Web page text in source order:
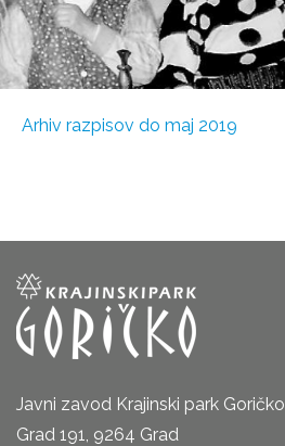
Arhiv razpisov do maj 2019
Javni zavod Krajinski park Goričko
Grad 191, 9264 Grad